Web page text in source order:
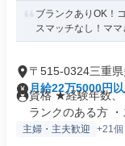
ブランクありOK！
スマッチなし！マ
〒515-0324三重
月給22万5000円
資格 ★経験年数、
ランクのある方 ・
主婦・主夫歓迎 +21個